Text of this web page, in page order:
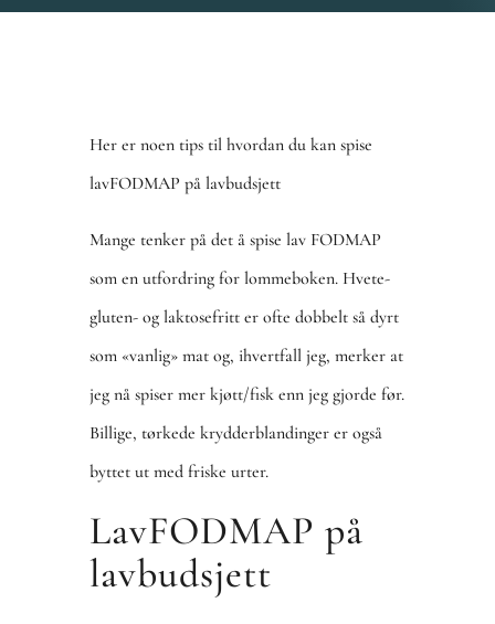
Her er noen tips til hvordan du kan spise
lavFODMAP på lavbudsjett
Mange tenker på det å spise lav FODMAP
som en utfordring for lommeboken. Hvete-
gluten- og laktosefritt er ofte dobbelt så dyrt
som «vanlig» mat og, ihvertfall jeg, merker at
jeg nå spiser mer kjøtt/fisk enn jeg gjorde før.
Billige, tørkede krydderblandinger er også
byttet ut med friske urter.
LavFODMAP på
lavbudsjett